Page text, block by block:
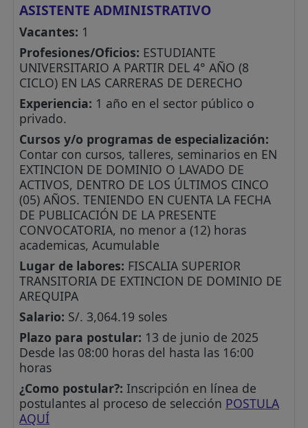
ASISTENTE ADMINISTRATIVO
Vacantes: 1
Profesiones/Oficios: ESTUDIANTE
UNIVERSITARIO A PARTIR DEL 4° AÑO (8
CICLO) EN LAS CARRERAS DE DERECHO
Experiencia: 1 año en el sector público o
privado.
Cursos y/o programas de especialización:
Contar con cursos, talleres, seminarios en EN
EXTINCION DE DOMINIO O LAVADO DE
ACTIVOS, DENTRO DE LOS ÚLTIMOS CINCO
(05) AÑOS. TENIENDO EN CUENTA LA FECHA
DE PUBLICACIÓN DE LA PRESENTE
CONVOCATORIA, no menor a (12) horas
academicas, Acumulable
Lugar de labores: FISCALIA SUPERIOR
TRANSITORIA DE EXTINCION DE DOMINIO DE
AREQUIPA
Salario: S/. 3,064.19 soles
Plazo para postular: 13 de junio de 2025
Desde las 08:00 horas del hasta las 16:00
horas
¿Como postular?: Inscripción en línea de
postulantes al proceso de selección POSTULA
AQUÍ